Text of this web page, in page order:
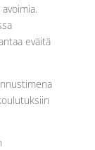
eväitä